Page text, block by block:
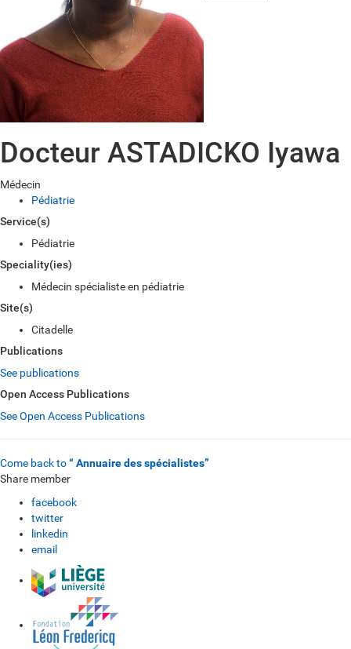
Docteur ASTADICKO Iyawa
Médecin
Pédiatrie
Service(s)
Pédiatrie
Speciality(ies)
Médecin spécialiste en pédiatrie
Site(s)
Citadelle
Publications
See publications
Open Access Publications
See Open Access Publications
Come back to“ Annuaire des spécialistes”
Share member
facebook
twitter
linkedin
email